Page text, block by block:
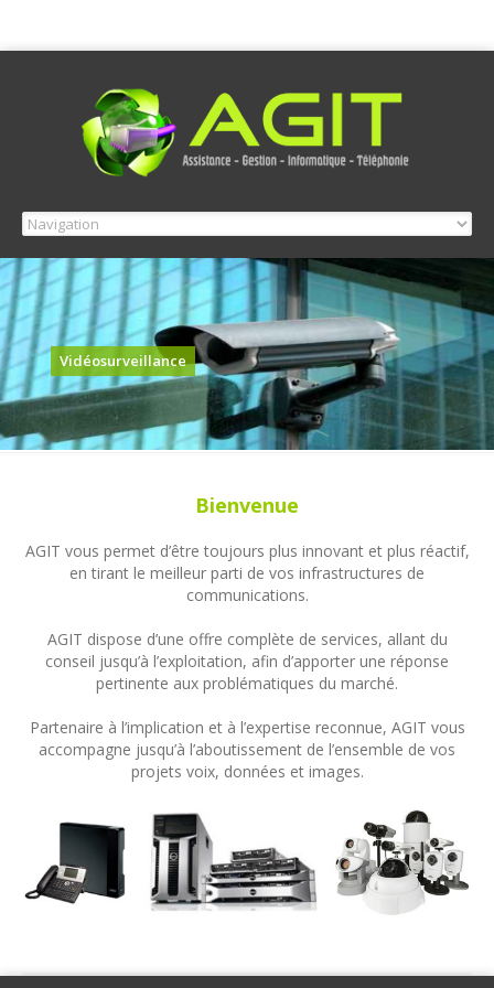
Vidéosurveillance
Bienvenue
AGIT vous permet d’être toujours plus innovant et plus réactif,
en tirant le meilleur parti de vos infrastructures de
communications.
AGIT dispose d’une offre complète de services, allant du
conseil jusqu’à l’exploitation, afin d’apporter une réponse
pertinente aux problématiques du marché.
Partenaire à l’implication et à l’expertise reconnue, AGIT vous
accompagne jusqu’à l’aboutissement de l’ensemble de vos
projets voix, données et images.